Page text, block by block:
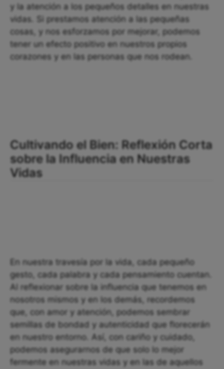
y la atención a los pequeños detalles en nuestras
vidas. Si prestamos atención a las pequeñas
cosas, y nos esforzamos por mejorar, podemos
tener un efecto positivo en nuestros propios
corazones y en las personas que nos rodean.
Cultivando el Bien: Reflexión Corta
sobre la Influencia en Nuestras
Vidas
En nuestra travesía por la vida, cada pequeño
gesto, cada palabra y cada pensamiento cuentan.
Al reflexionar sobre la influencia que tenemos en
nosotros mismos y en los demás, recordemos
que, con amor y atención, podemos sembrar
semillas de bondad y autenticidad que florecerán
en nuestro entorno. Así, con cariño y cuidado,
podemos asegurarnos de que solo lo mejor
fermente en nuestras vidas y en las de aquellos